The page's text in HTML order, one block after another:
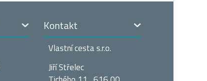
Kontakt
Vlastní cesta s.r.o.
Jiří Střelec